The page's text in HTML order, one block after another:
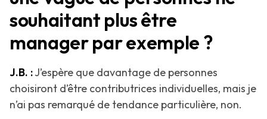
souhaitant plus être
manager par exemple ?
J.B. :J’espère que davantage de personnes
choisiront d’être contributrices individuelles, mais je
n’ai pas remarqué de tendance particulière, non.